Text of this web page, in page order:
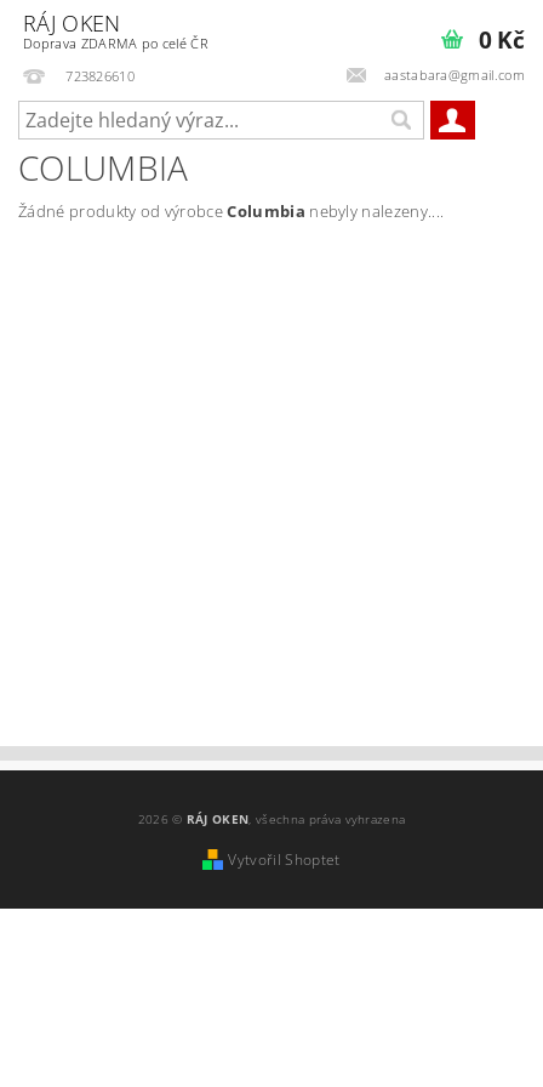
RÁJ OKEN
Doprava ZDARMA po celé ČR
723826610
aastabara@gmail.com
0 Kč
COLUMBIA
Žádné produkty od výrobceColumbia nebyly nalezeny....
2026 © RÁJ OKEN , všechna práva vyhrazena
Vytvořil Shoptet